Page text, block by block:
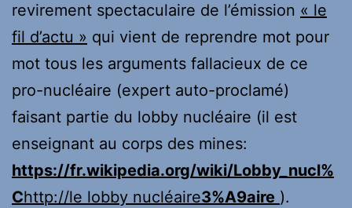
revirement spectaculaire de l’émission « le
fil d’actu » qui vient de reprendre mot pour
mot tous les arguments fallacieux de ce
pro-nucléaire (expert auto-proclamé)
faisant partie du lobby nucléaire (il est
enseignant au corps des mines:
https://fr.wikipedia.org/wiki/Lobby_nucl%
Chttp://le lobby nucléaire3%A9aire ).